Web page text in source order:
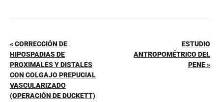
« CORRECCIÓN DE
HIPOSPADIAS DE
PROXIMALES Y DISTALES
CON COLGAJO PREPUCIAL
VASCULARIZADO
(OPERACIÓN DE DUCKETT)
ESTUDIO
ANTROPOMÉTRICO DEL
PENE »